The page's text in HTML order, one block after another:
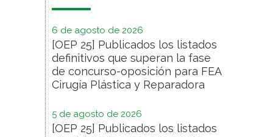
6 de agosto de 2026
[OEP 25] Publicados los listados
definitivos que superan la fase
de concurso-oposición para FEA
Cirugía Plástica y Reparadora
5 de agosto de 2026
[OEP 25] Publicados los listados